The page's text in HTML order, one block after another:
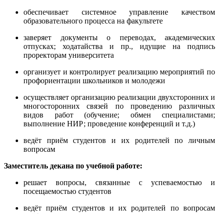
обеспечивает системное управление качеством
образовательного процесса на факультете
заверяет документы о переводах, академических
отпусках; ходатайства и пр., идущие на подпись
проректорам университета
организует и контролирует реализацию мероприятий по
профориентации школьников и молодежи
осуществляет организацию реализации двухсторонних и
многосторонних связей по проведению различных
видов работ (обучение; обмен специалистами;
выполнение НИР; проведение конференций и т.д.)
ведёт приём студентов и их родителей по личным
вопросам
Заместитель декана по учебной работе:
решает вопросы, связанные с успеваемостью и
посещаемостью студентов
ведёт приём студентов и их родителей по вопросам